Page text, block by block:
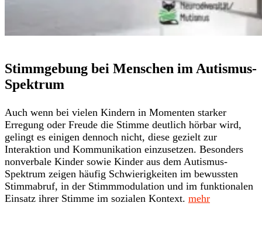
Stimmgebung bei Menschen im Autismus-
Spektrum
Auch wenn bei vielen Kindern in Momenten starker
Erregung oder Freude die Stimme deutlich hörbar wird,
gelingt es einigen dennoch nicht, diese gezielt zur
Interaktion und Kommunikation einzusetzen. Besonders
nonverbale Kinder sowie Kinder aus dem Autismus-
Spektrum zeigen häufig Schwierigkeiten im bewussten
Stimmabruf, in der Stimmmodulation und im funktionalen
Einsatz ihrer Stimme im sozialen Kontext. mehr